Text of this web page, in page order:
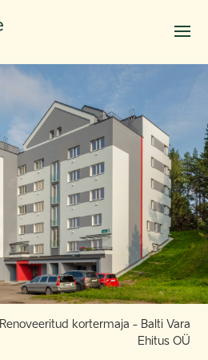
Renoveeritud kortermaja - Balti Vara
Ehitus OÜ